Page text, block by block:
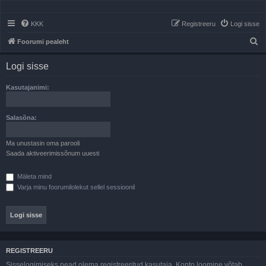
KKK Logi sisse
Registreeru
Foorumi pealeht
Logi sisse
Kasutajanimi:
Salasõna:
Ma unustasin oma parooli
Saada aktiveerimissõnum uuesti
Mäleta mind
Varja minu foorumilolekut sellel sessioonil
REGISTREERU